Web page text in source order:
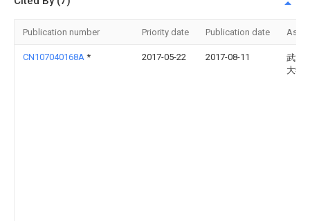
Publication number Priority date Publication date
CN107040168A * 2017-05-22 2017-08-11
武汉
大学